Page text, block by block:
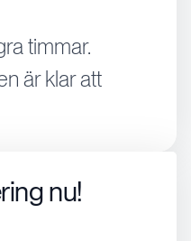
timmar.
är klar att
nu!